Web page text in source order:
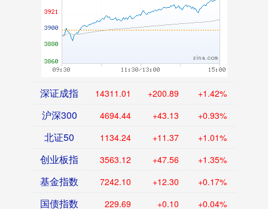
深证成指 14311.01 +200.89 +1.42%
沪深300 4694.44 +43.13 +0.93%
北证50 1134.24 +11.37 +1.01%
创业板指 3563.12 +47.56 +1.35%
基金指数 7242.10 +12.30 +0.17%
国债指数 229.69 +0.10 +0.04%